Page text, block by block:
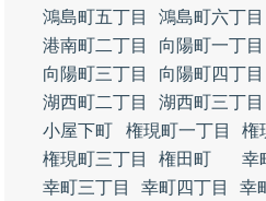
鴻島町五丁目
鴻島町六丁目
港南町二丁目
向陽町一丁目
向陽町三丁目
向陽町四丁目
湖西町二丁目
湖西町三丁目
小屋下町
権現町一丁目
権
権現町三丁目
権田町 幸
幸町三丁目
幸町四丁目 幸